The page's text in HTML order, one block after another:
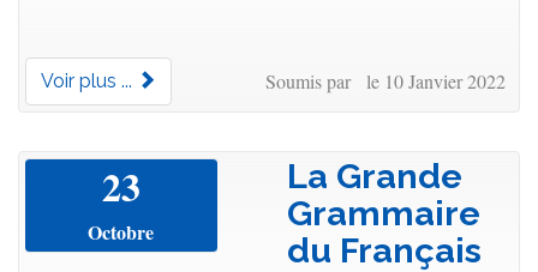
Voir plus ... Soumis par le 10 Janvier 2022
23
Octobre
La Grande
Grammaire
du Français